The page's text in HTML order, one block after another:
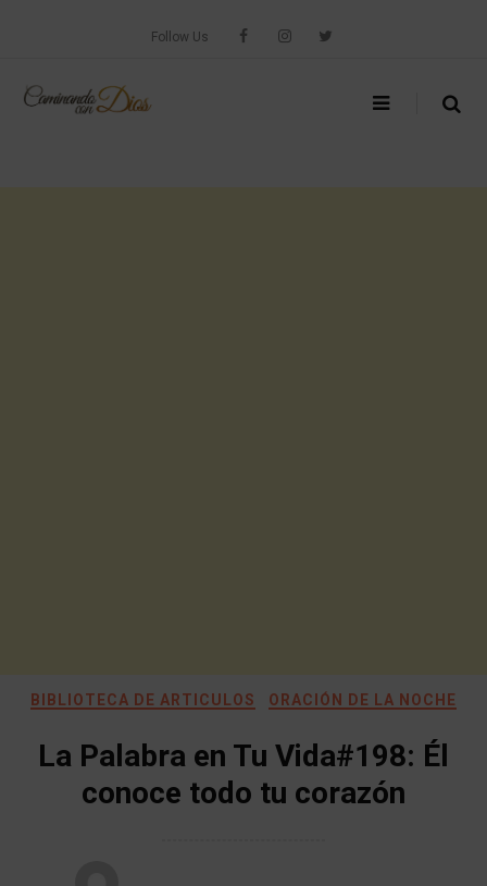
Follow Us
BIBLIOTECA DE ARTICULOS ORACIÓN DE LA NOCHE
La Palabra en Tu Vida#198: Él
conoce todo tu corazón